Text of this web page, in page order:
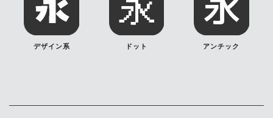
デザイン系 ドット アンチック